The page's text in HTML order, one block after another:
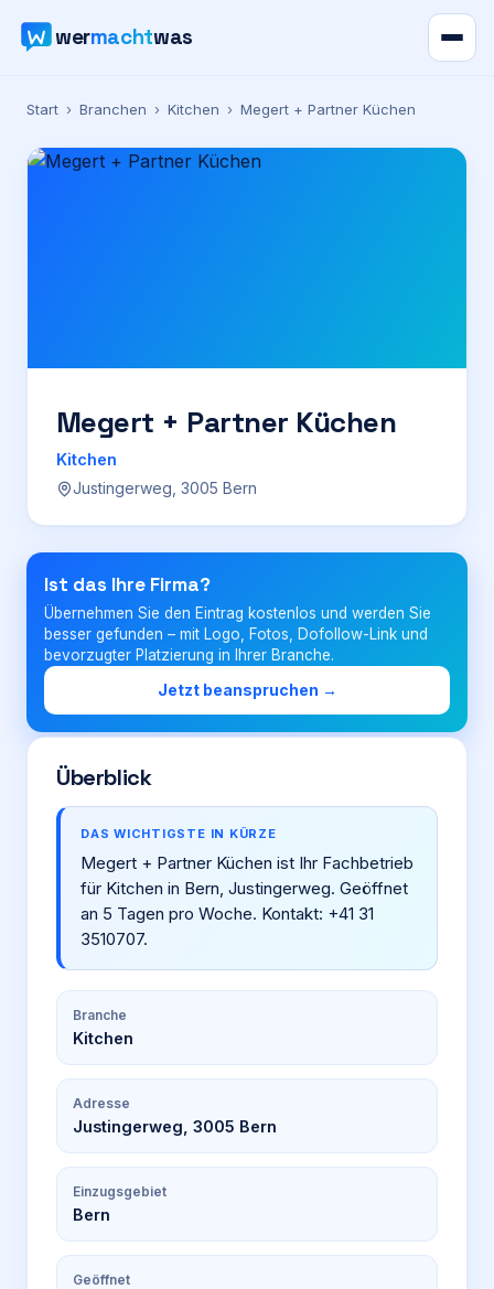
wermachtwas
Verzeichnis
Karte
Preise
Für Firmen
Login
Firma eintragen
Start › Branchen › Kitchen › Megert + Partner Küchen
Megert + Partner Küchen
Kitchen
Justingerweg, 3005 Bern
Ist das Ihre Firma?
Übernehmen Sie den Eintrag kostenlos und werden Sie
besser gefunden – mit Logo, Fotos, Dofollow-Link und
bevorzugter Platzierung in Ihrer Branche.
Jetzt beanspruchen →
Überblick
DAS WICHTIGSTE IN KÜRZE
Megert + Partner Küchen ist Ihr Fachbetrieb
für Kitchen in Bern, Justingerweg. Geöffnet
an 5 Tagen pro Woche. Kontakt: +41 31
3510707.
Branche
Kitchen
Adresse
Justingerweg, 3005 Bern
Einzugsgebiet
Bern
Geöffnet